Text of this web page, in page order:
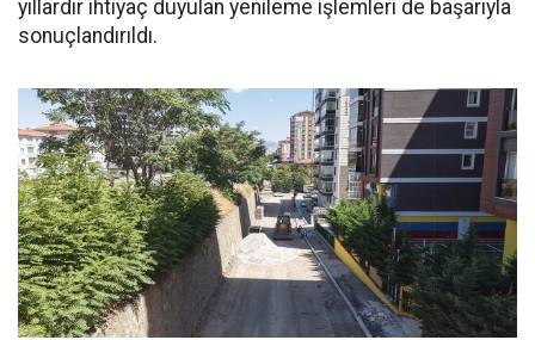
yıllardır ihtiyaç duyulan yenileme işlemleri de başarıyla
sonuçlandırıldı.